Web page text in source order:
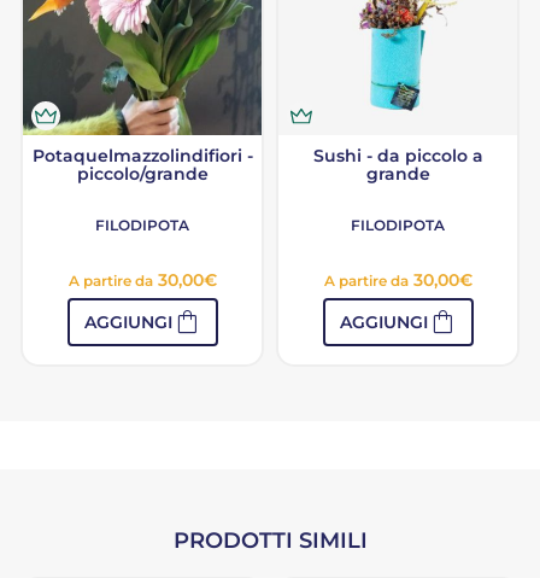
Potaquelmazzolindifiori -
piccolo/grande
FILODIPOTA
A partire da 30,00€
AGGIUNGIshopping_bag
Sushi - da piccolo a
grande
FILODIPOTA
A partire da 30,00€
AGGIUNGIshopping_bag
PRODOTTI SIMILI